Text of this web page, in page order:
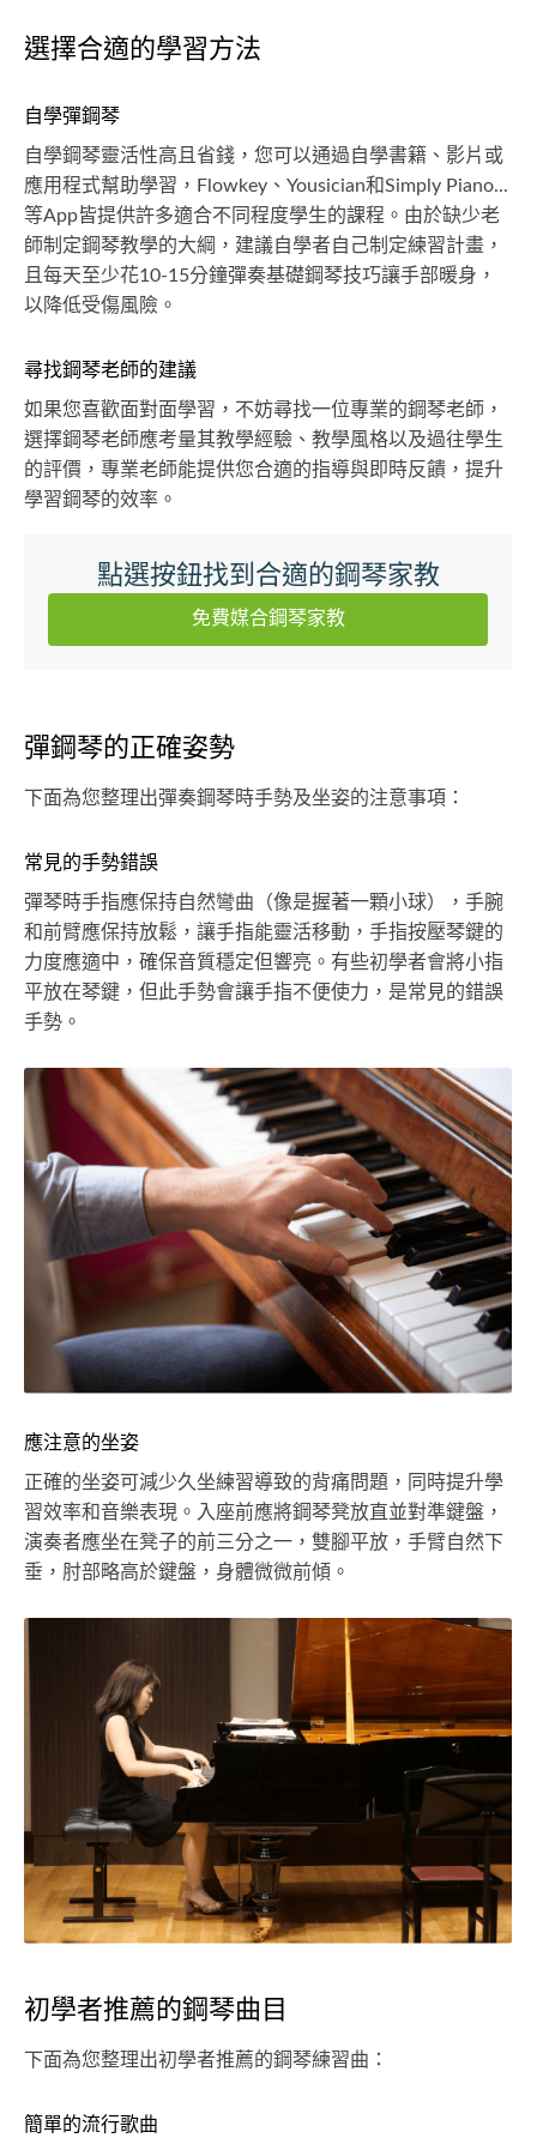
選擇合適的學習方法
自學彈鋼琴
自學鋼琴靈活性高且省錢，您可以通過自學書籍、影片或
應用程式幫助學習，Flowkey、Yousician和Simply Piano...
等App皆提供許多適合不同程度學生的課程。由於缺少老
師制定鋼琴教學的大綱，建議自學者自己制定練習計畫，
且每天至少花10-15分鐘彈奏基礎鋼琴技巧讓手部暖身，
以降低受傷風險。
尋找鋼琴老師的建議
如果您喜歡面對面學習，不妨尋找一位專業的鋼琴老師，
選擇鋼琴老師應考量其教學經驗、教學風格以及過往學生
的評價，專業老師能提供您合適的指導與即時反饋，提升
學習鋼琴的效率。
點選按鈕找到合適的鋼琴家教
免費媒合鋼琴家教
彈鋼琴的正確姿勢
下面為您整理出彈奏鋼琴時手勢及坐姿的注意事項：
常見的手勢錯誤
彈琴時手指應保持自然彎曲（像是握著一顆小球），手腕
和前臂應保持放鬆，讓手指能靈活移動，手指按壓琴鍵的
力度應適中，確保音質穩定但響亮。有些初學者會將小指
平放在琴鍵，但此手勢會讓手指不便使力，是常見的錯誤
手勢。
應注意的坐姿
正確的坐姿可減少久坐練習導致的背痛問題，同時提升學
習效率和音樂表現。入座前應將鋼琴凳放直並對準鍵盤，
演奏者應坐在凳子的前三分之一，雙腳平放，手臂自然下
垂，肘部略高於鍵盤，身體微微前傾。
初學者推薦的鋼琴曲目
下面為您整理出初學者推薦的鋼琴練習曲：
簡單的流行歌曲